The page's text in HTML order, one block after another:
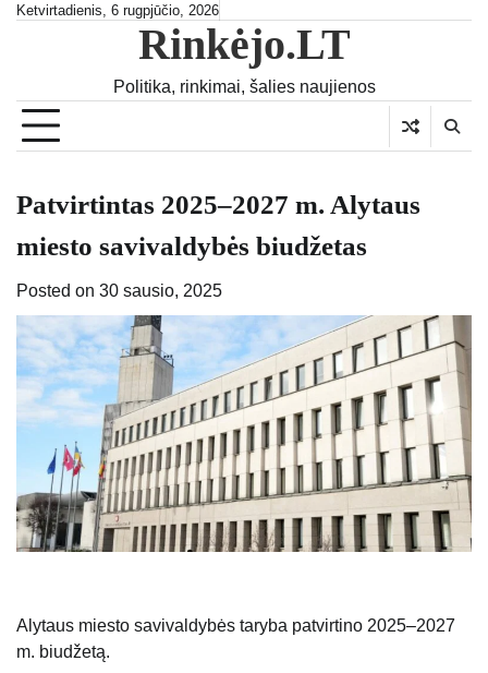
SkipKetvirtadienis, 6 rugpjūčio, 2026
Rinkėjo.LT
Politika, rinkimai, šalies naujienos
Patvirtintas 2025–2027 m. Alytaus
miesto savivaldybės biudžetas
Posted on 30 sausio, 2025
Alytaus miesto savivaldybės taryba patvirtino 2025–2027
m. biudžetą.